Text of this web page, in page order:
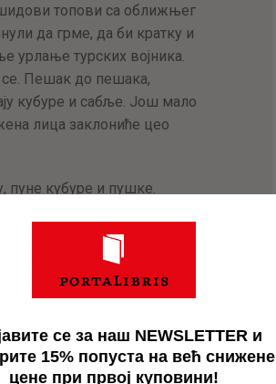
топови са оближњег
да грме, да би кратку и
урлање турских војника.
се. Пешак до пешака,
кубуре и сабље. Још мало
лица заклониће цео
пуне кубуре и пушке.
мртву браћу на средише
потежу ракије или вина из
на нишан некога из
до другог краја шанца
се преко својих
се за наш NEWSLETTER и
15% попуста на већ снижене
цене при првој куповини!